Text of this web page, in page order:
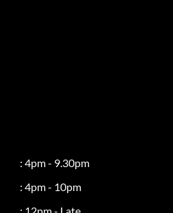
: 4pm - 9.30pm
: 4pm - 10pm